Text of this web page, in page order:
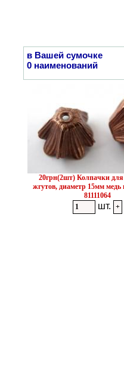
в Вашей сумочке
0 наименований
20грн(2шт) Колпачки
жгутов, диаметр 15мм медь
81111064
шт.